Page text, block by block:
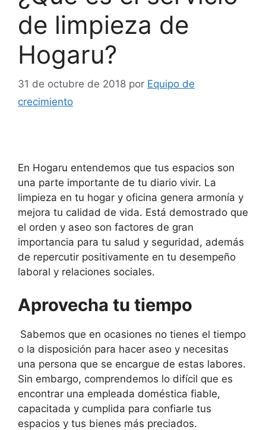
de limpieza de
Hogaru?
31 de octubre de 2018 por Equipo de
crecimiento
En Hogaru entendemos que tus espacios son
una parte importante de tu diario vivir. La
limpieza en tu hogar y oficina genera armonía y
mejora tu calidad de vida. Está demostrado que
el orden y aseo son factores de gran
importancia para tu salud y seguridad, además
de repercutir positivamente en tu desempeño
laboral y relaciones sociales.
Aprovecha tu tiempo
Sabemos que en ocasiones no tienes el tiempo
o la disposición para hacer aseo y necesitas
una persona que se encargue de estas labores.
Sin embargo, comprendemos lo difícil que es
encontrar una empleada doméstica fiable,
capacitada y cumplida para confiarle tus
espacios y tus bienes más preciados.